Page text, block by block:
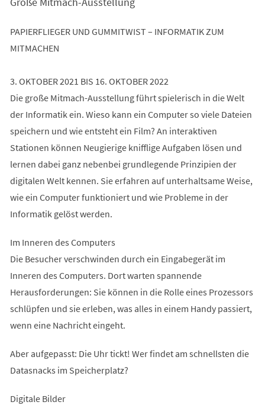
PAPIERFLIEGER UND GUMMITWIST – INFORMATIK ZUM
MITMACHEN
3. OKTOBER 2021 BIS 16. OKTOBER 2022
Die große Mitmach-Ausstellung führt spielerisch in die Welt
der Informatik ein. Wieso kann ein Computer so viele Dateien
speichern und wie entsteht ein Film? An interaktiven
Stationen können Neugierige knifflige Aufgaben lösen und
lernen dabei ganz nebenbei grundlegende Prinzipien der
digitalen Welt kennen. Sie erfahren auf unterhaltsame Weise,
wie ein Computer funktioniert und wie Probleme in der
Informatik gelöst werden.
Im Inneren des Computers
Die Besucher verschwinden durch ein Eingabegerät im
Inneren des Computers. Dort warten spannende
Herausforderungen: Sie können in die Rolle eines Prozessors
schlüpfen und sie erleben, was alles in einem Handy passiert,
wenn eine Nachricht eingeht.
Aber aufgepasst: Die Uhr tickt! Wer findet am schnellsten die
Datasnacks im Speicherplatz?
Digitale Bilder